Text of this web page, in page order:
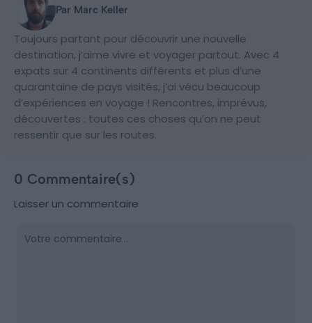
Par Marc Keller
Toujours partant pour découvrir une nouvelle
destination, j’aime vivre et voyager partout. Avec 4
expats sur 4 continents différents et plus d’une
quarantaine de pays visités, j’ai vécu beaucoup
d’expériences en voyage ! Rencontres, imprévus,
découvertes : toutes ces choses qu’on ne peut
ressentir que sur les routes.
0 Commentaire(s)
Laisser un commentaire